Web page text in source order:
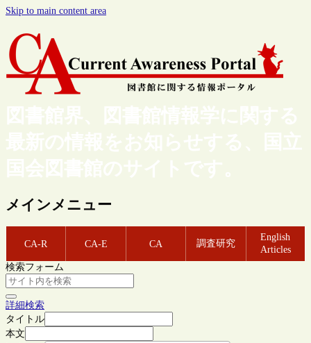
Skip to main content area
図書館界、図書館情報学に関する
最新の情報をお知らせする、国立
国会図書館のサイトです。
メインメニュー
CA-R CA-E CA 調査研究
English
Articles
検索フォーム
詳細検索
タイトル
本文